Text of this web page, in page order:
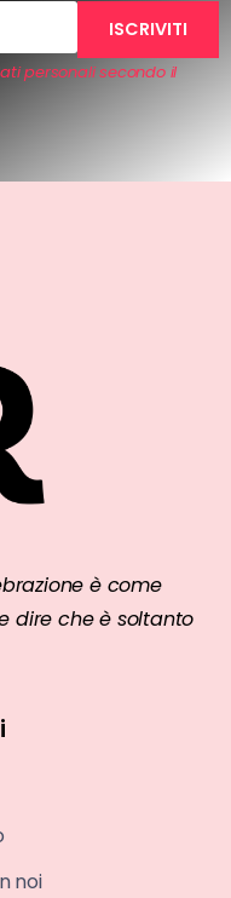
personali secondo il
è come
dire che è soltanto
noi